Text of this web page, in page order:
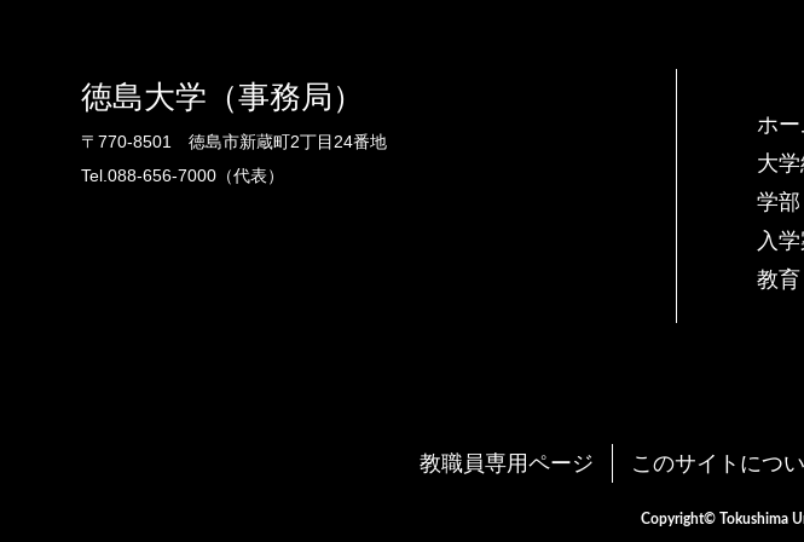
徳島大学（事務局）
〒770-8501 徳島市新蔵町2丁目24番地
Tel.088-656-7000（代表）
ホー
大
学
入
教
教職員専用ページ このサイトにつ
Copyright© Tokushima